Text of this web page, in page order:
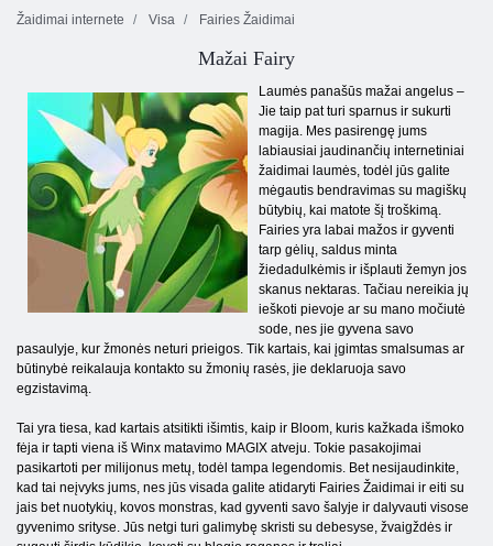
Žaidimai internete Visa Fairies Žaidimai
Mažai Fairy
Laumės panašūs mažai angelus –
Jie taip pat turi sparnus ir sukurti
magija. Mes pasirengę jums
labiausiai jaudinančių internetiniai
žaidimai laumės, todėl jūs galite
mėgautis bendravimas su magiškų
būtybių, kai matote šį troškimą.
Fairies yra labai mažos ir gyventi
tarp gėlių, saldus minta
žiedadulkėmis ir išplauti žemyn jos
skanus nektaras. Tačiau nereikia jų
ieškoti pievoje ar su mano močiutė
sode, nes jie gyvena savo
pasaulyje, kur žmonės neturi prieigos. Tik kartais, kai įgimtas smalsumas ar
būtinybė reikalauja kontakto su žmonių rasės, jie deklaruoja savo
egzistavimą.
Tai yra tiesa, kad kartais atsitikti išimtis, kaip ir Bloom, kuris kažkada išmoko
fėja ir tapti viena iš Winx matavimo MAGIX atveju. Tokie pasakojimai
pasikartoti per milijonus metų, todėl tampa legendomis. Bet nesijaudinkite,
kad tai neįvyks jums, nes jūs visada galite atidaryti Fairies Žaidimai ir eiti su
jais bet nuotykių, kovos monstras, kad gyventi savo šalyje ir dalyvauti visose
gyvenimo srityse. Jūs netgi turi galimybę skristi su debesyse, žvaigždės ir